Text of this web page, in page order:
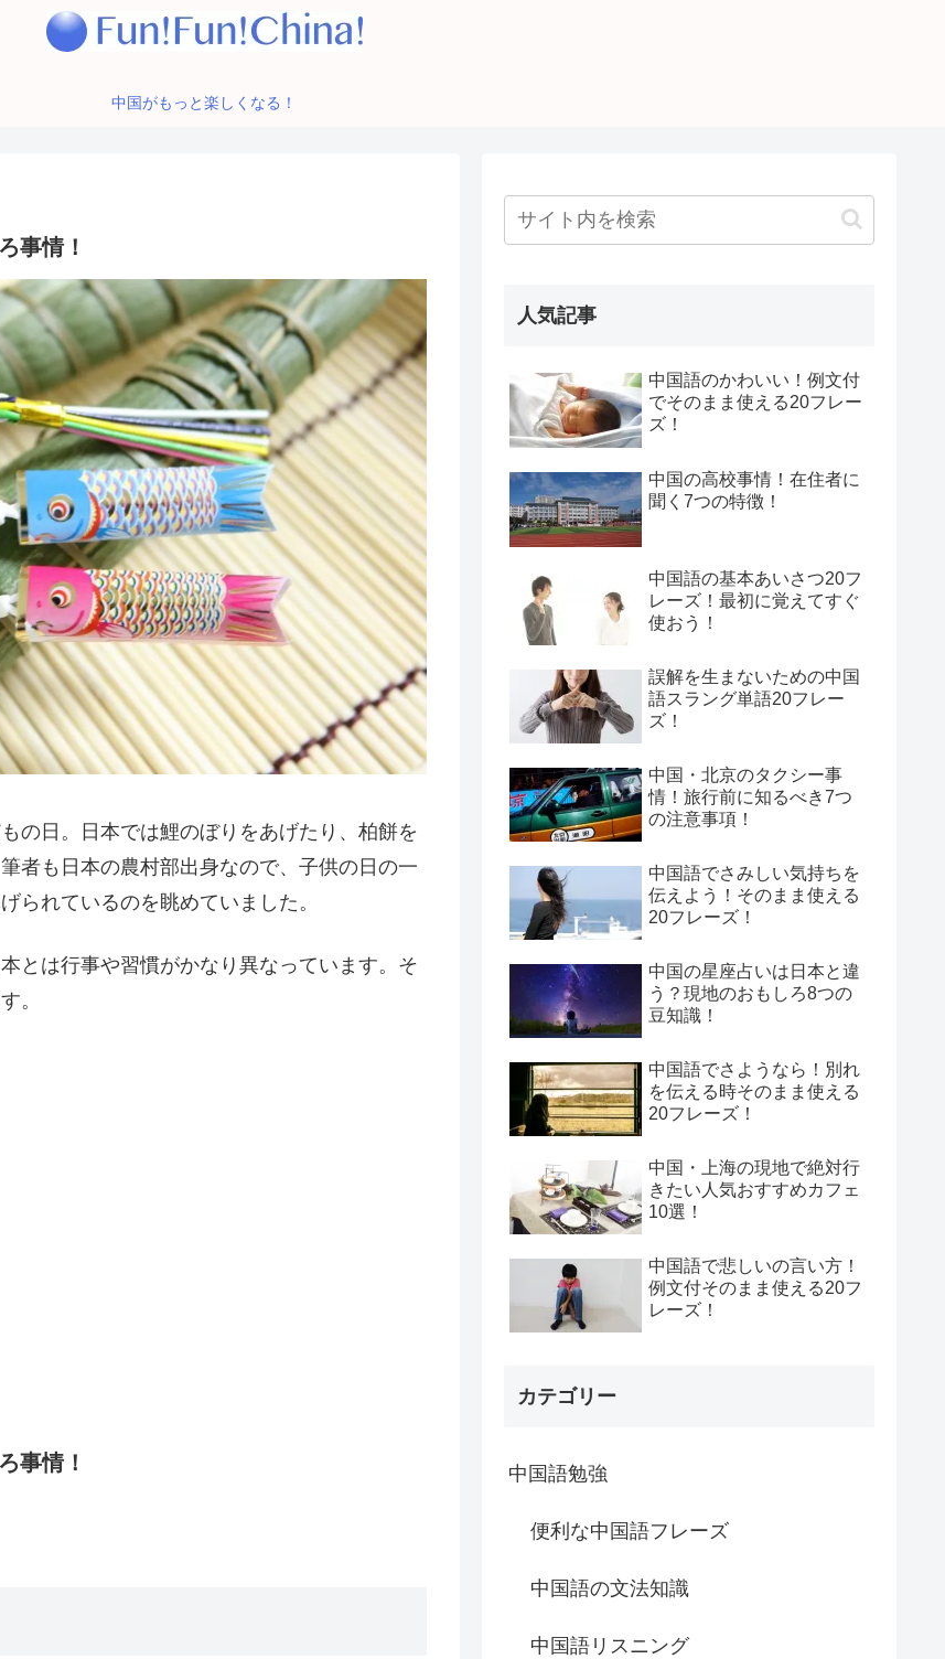
中国がもっと楽しくなる！
事情！
の日。日本では鯉のぼりをあげたり、柏餅を
者も日本の農村部出身なので、子供の日の一
られているのを眺めていました。
とは行事や習慣がかなり異なっています。そ
。
事情！
人気記事
中国語のかわいい！例文付
でそのまま使える20フレー
ズ！
中国の高校事情！在住者に
聞く7つの特徴！
中国語の基本あいさつ20フ
レーズ！最初に覚えてすぐ
使おう！
誤解を生まないための中国
語スラング単語20フレー
ズ！
中国・北京のタクシー事
情！旅行前に知るべき7つ
の注意事項！
中国語でさみしい気持ちを
伝えよう！そのまま使える
20フレーズ！
中国の星座占いは日本と違
う？現地のおもしろ8つの
豆知識！
中国語でさようなら！別れ
を伝える時そのまま使える
20フレーズ！
中国・上海の現地で絶対行
きたい人気おすすめカフェ
10選！
中国語で悲しいの言い方！
例文付そのまま使える20フ
レーズ！
カテゴリー
中国語勉強
便利な中国語フレーズ
中国語の文法知識
中国語リスニング